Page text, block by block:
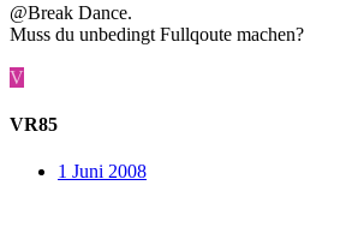
@Break Dance.
Muss du unbedingt Fullqoute machen?
V
VR85
1 Juni 2008